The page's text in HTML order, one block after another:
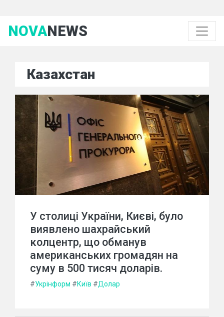
NOVANEWS
Казахстан
У столиці України, Києві, було
виявлено шахрайський
колцентр, що обманув
американських громадян на
суму в 500 тисяч доларів.
#Укрінформ #Київ #Долар